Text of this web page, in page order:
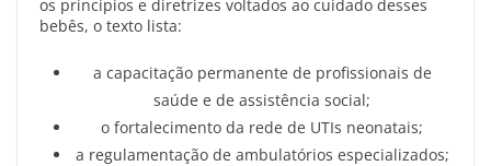
os princípios e diretrizes voltados ao cuidado desses
bebês, o texto lista:
a capacitação permanente de profissionais de
saúde e de assistência social;
o fortalecimento da rede de UTIs neonatais;
a regulamentação de ambulatórios especializados;